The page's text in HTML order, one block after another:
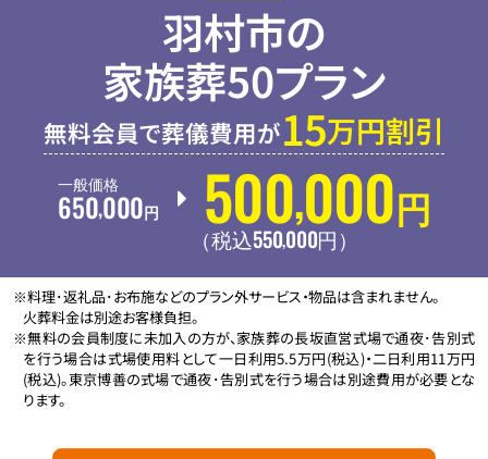
羽村市の
家族葬50プラン
無料会員で葬儀費用が15万円割引
一般価格
650,000 円 500,000 円
（税込550,000円 ）
※料理･返礼品･お布施などのプラン外サービス・物品は含まれません。
火葬料金は別途お客様負担。
※無料の会員制度に未加入の方が、家族葬の長坂直営式場で通夜･告別式
を行う場合は式場使用料として一日利用5.5万円(税込)・二日利用11万円
(税込)。東京博善の式場で通夜･告別式を行う場合は別途費用が必要とな
ります。